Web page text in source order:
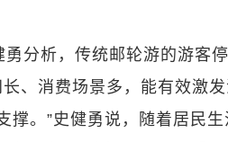
分析，传统邮轮游的游客
、消费场景多，能有效激发
撑。”史健勇说，随着居民